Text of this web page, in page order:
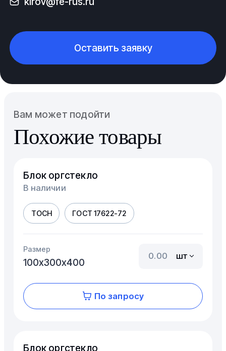
Оставить заявку
Вам может подойти
Похожие товары
Блок оргстекло
В наличии
ТОСН ГОСТ 17622-72
Размер
100х300х400
шт
По запросу
Блок оргстекло